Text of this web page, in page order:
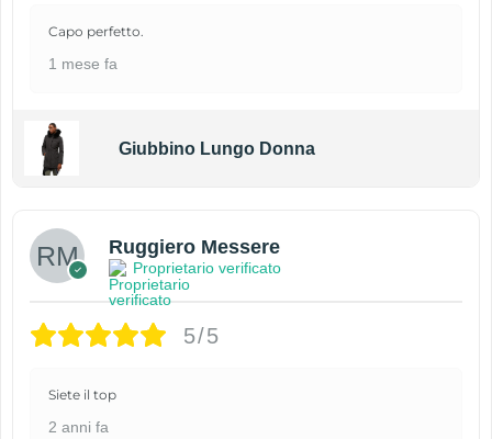
Capo perfetto.
1 mese fa
Giubbino Lungo Donna
Ruggiero Messere
Proprietario verificato
5/5
Siete il top
2 anni fa